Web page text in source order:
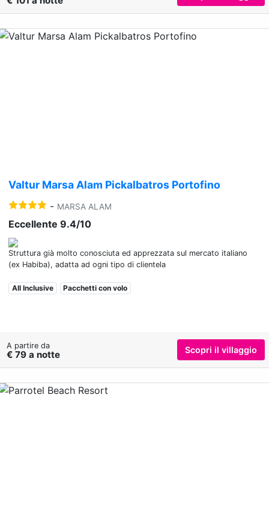
Valtur Marsa Alam Pickalbatros Portofino
- MARSA ALAM
Eccellente 9.4/10
Struttura già molto conosciuta ed apprezzata sul mercato italiano
(ex Habiba), adatta ad ogni tipo di clientela
All Inclusive Pacchetti con volo
A partire da
€ 79 a notte Scopri il villaggio